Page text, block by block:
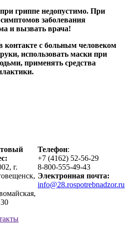
гриппе недопустимо. При
заболевания
и вызвать врача!
с больным человеком
использовать маски при
применять средства
г.
Телефон:
+7 (4162) 52-56-29
8-800-555-49-43
Электронная почта:
info@28.rospotrebnadzor.ru